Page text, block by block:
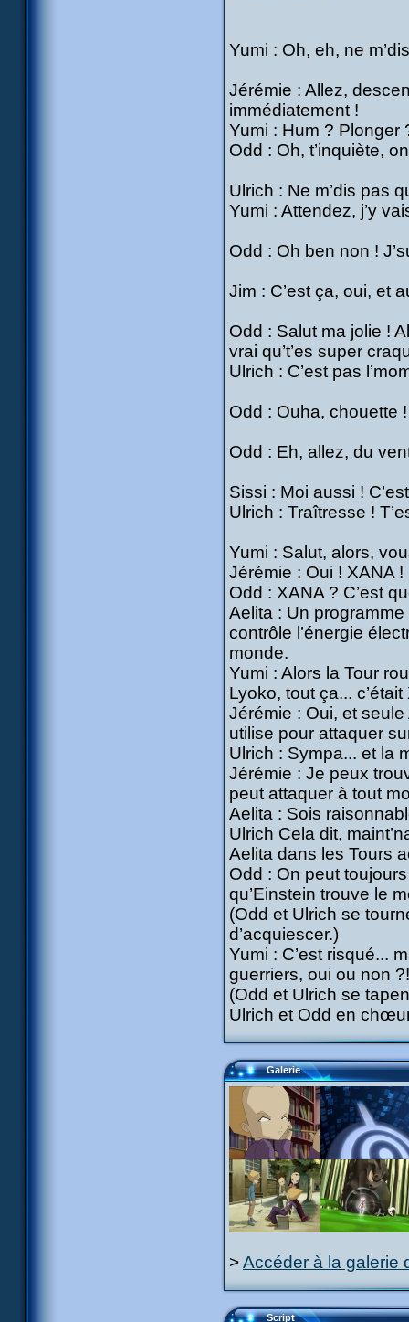
Yumi : Oh, eh, ne
Jérémie : Allez,
immédiatement !
Yumi : Hum ? Plonger
Odd : Oh, t’inquiète,
Ulrich : Ne m’dis pas
Yumi : Attendez, j’y
Odd : Oh ben non !
Jim : C’est ça, oui, et
Odd : Salut ma jolie !
vrai qu’t’es super
Ulrich : C’est pas
Odd : Ouha, chouette
Odd : Eh, allez, du
Sissi : Moi aussi !
Ulrich : Traîtresse !
Yumi : Salut, alors,
Jérémie : Oui ! XANA !
Odd : XANA ? C’est
Aelita : Un
contrôle l’énergie
monde.
Yumi : Alors la Tour
Lyoko, tout ça... c’était
Jérémie : Oui, et
utilise pour attaquer
Ulrich : Sympa... et la
Jérémie : Je peux
peut attaquer à tout
Aelita : Sois
Ulrich Cela dit,
Aelita dans les Tours
Odd : On peut
qu’Einstein trouve le
(Odd et Ulrich se
d’acquiescer.)
Yumi : C’est risqué...
guerriers, oui ou non ?!
(Odd et Ulrich se
Ulrich et Odd en
Galerie
>Accéder à la galerie
Script